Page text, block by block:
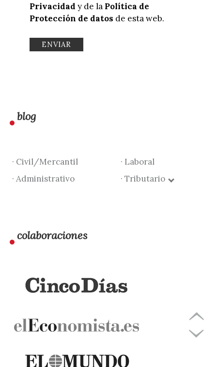
Privacidad y de la Política de
Protección de datos de esta web.
blog
· Civil/Mercantil
· Laboral
· Administrativo
· Tributario
colaboraciones